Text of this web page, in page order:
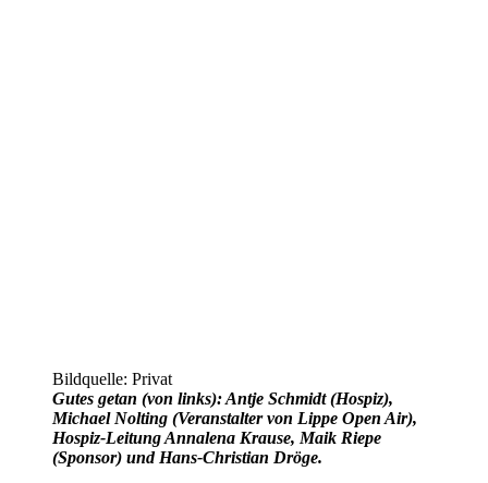
Bildquelle: Privat
Gutes getan (von links): Antje Schmidt (Hospiz),
Michael Nolting (Veranstalter von Lippe Open Air),
Hospiz-Leitung Annalena Krause, Maik Riepe
(Sponsor) und Hans-Christian Dröge.